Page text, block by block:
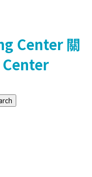
Center 關